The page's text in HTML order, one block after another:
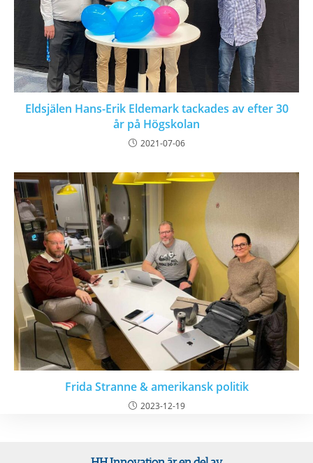
Eldsjälen Hans-Erik Eldemark tackades av efter 30
år på Högskolan
2021-07-06
Frida Stranne & amerikansk politik
2023-12-19